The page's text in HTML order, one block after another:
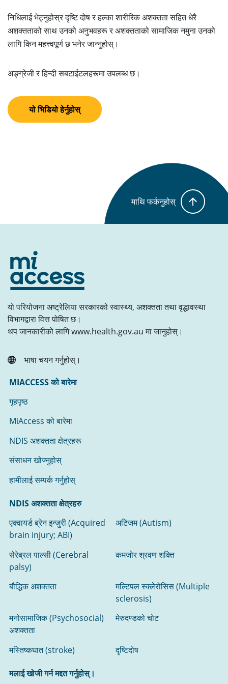
निधिलाई भेट्नुहोस्र दृष्टि दोष र हल्का शारीरिक अशक्तता सहित धेरै
अशक्तताको साथ उनको अनुभवहरू र अशक्तताको सामाजिक नमुना उनको
लागि किन महत्त्वपूर्ण छ भनेर जान्नुहोस्।
अङ्ग्रेजी र हिन्दी सबटाईटलहरूमा उपलब्ध छ।
यो भिडियो हेर्नुहोस्
माथि फर्कनुहोस्
यो परियोजना अष्ट्रेलिया सरकारको स्वास्थ्य, अशक्तता तथा वृद्धावस्था
विभागद्वारा वित्त पोषित छ।
थप जानकारीको लागि www.health.gov.au मा जानुहोस्।
भाषा चयन गर्नुहोस्।
MIACCESS को बारेमा
गृहपृष्ठ
MiAccess को बारेमा
NDIS अशक्तता क्षेत्रहरू
संसाधन खोज्नुहोस्‌
हामीलाई सम्पर्क गर्नुहोस्
NDIS अशक्तता क्षेत्रहरु
एक्वायर्ड ब्रेन इन्जुरी (Acquired
brain injury; ABI)
अटिजम (Autism)
सेरेब्रल पाल्सी (Cerebral
palsy)
कमजोर श्रवण शक्ति
बौद्धिक अशक्तता
मल्टिपल स्क्लेरोसिस (Multiple
sclerosis)
मनोसामाजिक (Psychosocial)
अशक्तता
मेरुदण्डको चोट
मस्तिष्कघात (stroke) दृष्टिदोष
मलाई खोजी गर्न मद्दत गर्नुहोस्।